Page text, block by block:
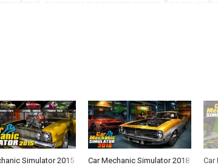
желающих произвести ремонт. Вам так же
и бывшие в употреблении детали. Вам
исправление и еще очень много разных
Simulator 2015 Gold EditionCar Mechanic Simulator 2018 Car